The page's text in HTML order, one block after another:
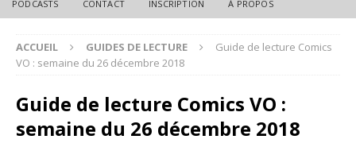
PODCASTS CONTACT INSCRIPTION À PROPOS
ACCUEIL GUIDES DE LECTURE
Guide de lecture Comics
VO : semaine du 26 décembre 2018
Guide de lecture Comics VO :
semaine du 26 décembre 2018